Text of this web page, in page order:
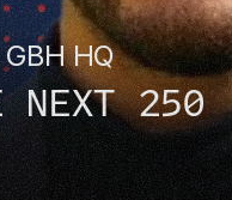
HQ
NEXT 250